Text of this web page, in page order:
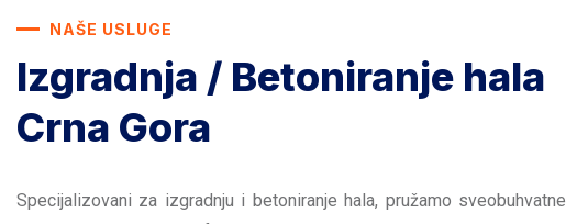
NAŠE USLUGE
Izgradnja / Betoniranje hala
Crna Gora
Specijalizovani za izgradnju i betoniranje hala, pružamo sveobuhvatne